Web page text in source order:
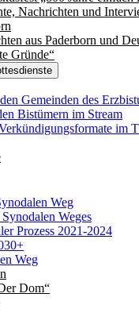
Nachrichten und
aus Paderborn und
Gründe“
Gemeinden des
Bistümern im Stream
im
Weg
Weges
Prozess 2021-2024
Weg
Dom“